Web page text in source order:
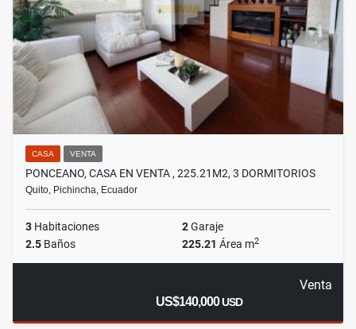
CASA VENTA
PONCEANO, CASA EN VENTA , 225.21M2, 3 DORMITORIOS
Quito, Pichincha, Ecuador
3 Habitaciones 2Garaje
2.5 Baños 225.21 Área m2
Venta
US$140,000USD